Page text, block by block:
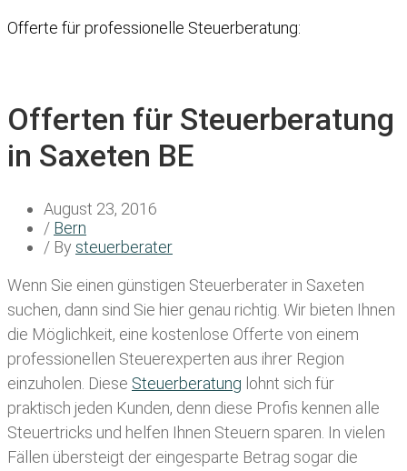
Offerte für professionelle Steuerberatung:
Offerten für Steuerberatung
in Saxeten BE
August 23, 2016
/ Bern
/ By steuerberater
Wenn Sie einen günstigen Steuerberater in Saxeten
suchen, dann sind Sie hier genau richtig. Wir bieten Ihnen
die Möglichkeit, eine kostenlose Offerte von einem
professionellen Steuerexperten aus ihrer Region
einzuholen. Diese Steuerberatung lohnt sich für
praktisch jeden Kunden, denn diese Profis kennen alle
Steuertricks und helfen Ihnen Steuern sparen. In vielen
Fällen übersteigt der eingesparte Betrag sogar die